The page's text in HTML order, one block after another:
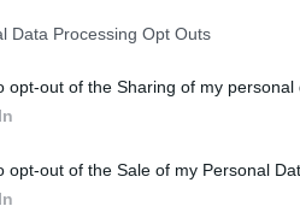
Data Processing Opt Outs
opt-out of the Sharing of my personal
opt-out of the Sale of my Personal
de interpretación de la
de una visita; sin
reproductor de una
en dirección sur
un berrocal granítico,
libres de vegetación o